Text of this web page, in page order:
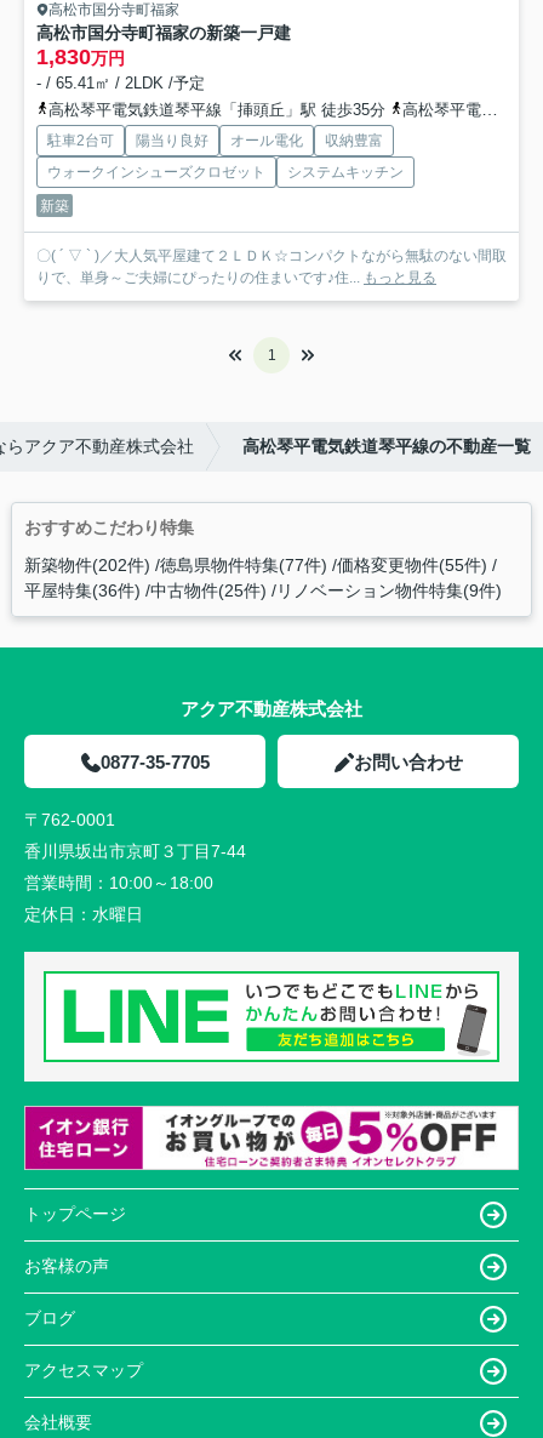
高松市国分寺町福家
高松市国分寺町福家の新築一戸建
1,830万円
- / 65.41㎡ / 2LDK /予定
高松琴平電気鉄道琴平線「挿頭丘」駅 徒歩35分
高松琴平電気鉄道琴平線「畑田」駅 徒歩37分
駐車2台可 陽当り良好 オール電化
収納豊富
ウォークインシューズクロゼット
システムキッチン
新築
〇( ´ ▽ ` )／大人気平屋建て２ＬＤＫ☆コンパクトながら無駄のない間取
りで、単身～ご夫婦にぴったりの住まいです♪住... もっと見る
1
アクア不動産株式会社 高松琴平電気鉄道琴平線の不動産一覧
おすすめこだわり特集
新築物件(202件) 徳島県物件特集(77件) 価格変更物件(55件)
平屋特集(36件) 中古物件(25件) リノベーション物件特集(9件)
アクア不動産株式会社
0877-35-7705 お問い合わせ
〒762-0001
香川県坂出市京町３丁目7-44
営業時間： 10:00～18:00
定休日： 水曜日
トップページ
お客様の声
ブログ
アクセスマップ
会社概要